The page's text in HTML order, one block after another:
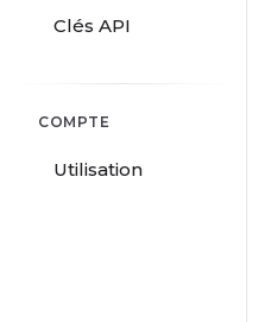
Clés API
COMPTE
Utilisation